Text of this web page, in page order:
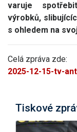
varuje
výrobků,
s ohledem na
Celá zpráva zde:
2025-12-15-tv-
Tiskové